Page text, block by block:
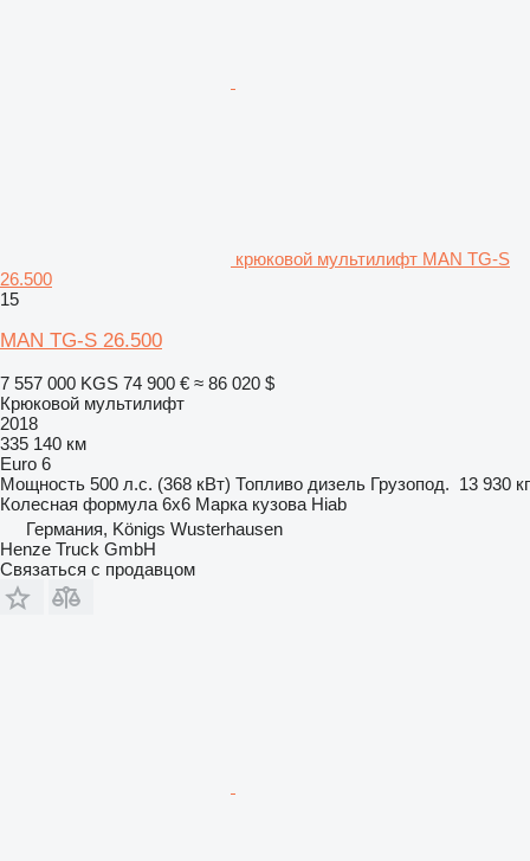
крюковой мультилифт MAN TG-S
26.500
15
MAN TG-S 26.500
7 557 000 KGS 74 900 € ≈ 86 020 $
Крюковой мультилифт
2018
335 140 км
Euro 6
Мощность 500 л.с. (368 кВт) Топливо дизель Грузопод. 13 930 кг
Колесная формула 6x6 Марка кузова Hiab
Германия, Königs Wusterhausen
Henze Truck GmbH
Связаться с продавцом